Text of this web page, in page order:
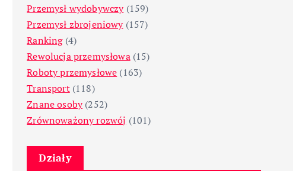
Przemysł wydobywczy(159)
Przemysł zbrojeniowy(157)
Ranking(4)
Rewolucja przemysłowa(15)
Roboty przemysłowe (163)
Transport(118)
Znane osoby(252)
Zrównoważony rozwój (101)
Działy